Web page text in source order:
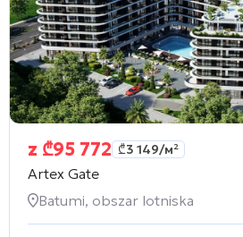
z ₾95 772 ₾3 149/м²
Artex Gate
Batumi, obszar lotniska